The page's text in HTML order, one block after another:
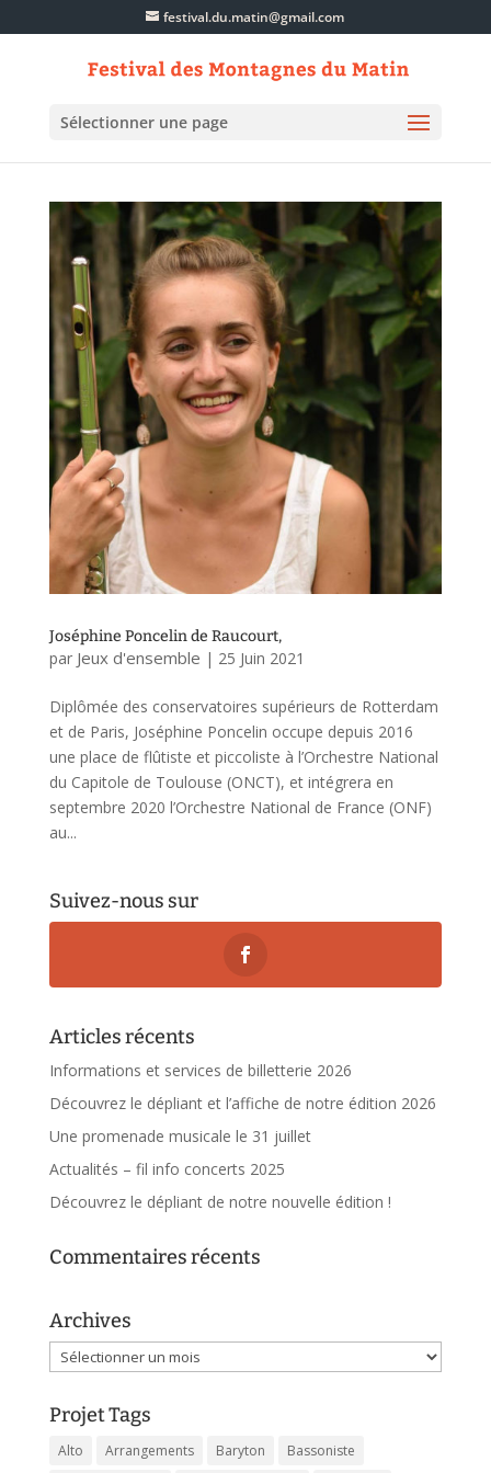
festival.du.matin@gmail.com
Sélectionner une page
Joséphine Poncelin de Raucourt,
par Jeux d'ensemble | 25 Juin 2021
Diplômée des conservatoires supérieurs de Rotterdam
et de Paris, Joséphine Poncelin occupe depuis 2016
une place de flûtiste et piccoliste à l’Orchestre National
du Capitole de Toulouse (ONCT), et intégrera en
septembre 2020 l’Orchestre National de France (ONF)
au...
Suivez-nous sur
Articles récents
Informations et services de billetterie 2026
Découvrez le dépliant et l’affiche de notre édition 2026
Une promenade musicale le 31 juillet
Actualités – fil info concerts 2025
Découvrez le dépliant de notre nouvelle édition !
Commentaires récents
Archives
Archives
Projet Tags
Alto Arrangements Baryton Bassoniste